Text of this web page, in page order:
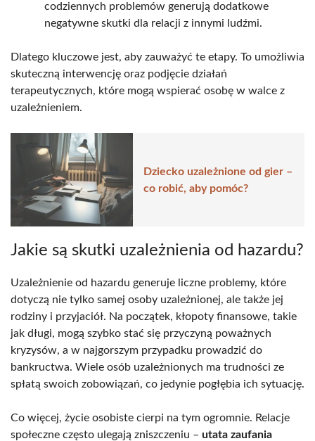
codziennych problemów generują dodatkowe
negatywne skutki dla relacji z innymi ludźmi.
Dlatego kluczowe jest, aby zauważyć te etapy. To umożliwia
skuteczną interwencję oraz podjęcie działań
terapeutycznych, które mogą wspierać osobę w walce z
uzależnieniem.
Dziecko uzależnione od gier –
co robić, aby pomóc?
Jakie są skutki uzależnienia od hazardu?
Uzależnienie od hazardu generuje liczne problemy, które
dotyczą nie tylko samej osoby uzależnionej, ale także jej
rodziny i przyjaciół. Na początek, kłopoty finansowe, takie
jak długi, mogą szybko stać się przyczyną poważnych
kryzysów, a w najgorszym przypadku prowadzić do
bankructwa. Wiele osób uzależnionych ma trudności ze
spłatą swoich zobowiązań, co jedynie pogłębia ich sytuację.
Co więcej, życie osobiste cierpi na tym ogromnie. Relacje
społeczne często ulegają zniszczeniu – utata zaufania